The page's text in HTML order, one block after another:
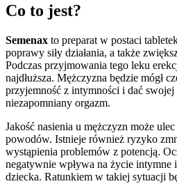
Co to jest?
Semenax to preparat w postaci
poprawy siły działania, a także
Podczas przyjmowania tego leku
najdłuższa. Mężczyzna będzie mógł
przyjemność z intymności i dać swojej
niezapomniany orgazm.
Jakość nasienia u mężczyzn może
powodów. Istnieje również ryzyko
wystąpienia problemów z potencją.
negatywnie wpływa na życie intymne
dziecka. Ratunkiem w takiej sytuacji